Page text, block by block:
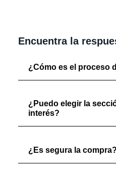
Encuentra la
¿Cómo es el proceso
¿Puedo elegir la
interés?
¿Es segura la compra?